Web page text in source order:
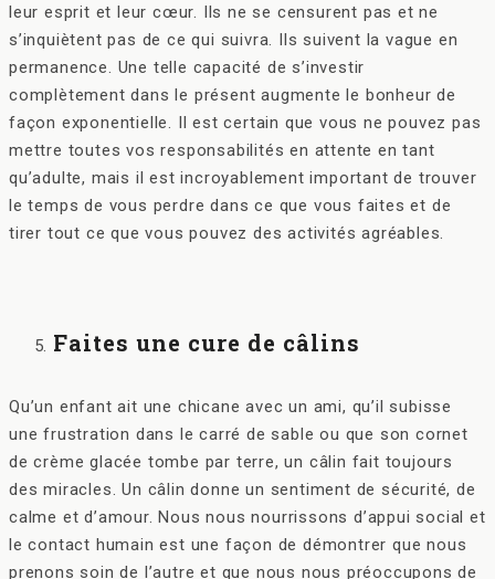
leur esprit et leur cœur. Ils ne se censurent pas et ne
s’inquiètent pas de ce qui suivra. Ils suivent la vague en
permanence. Une telle capacité de s’investir
complètement dans le présent augmente le bonheur de
façon exponentielle. Il est certain que vous ne pouvez pas
mettre toutes vos responsabilités en attente en tant
qu’adulte, mais il est incroyablement important de trouver
le temps de vous perdre dans ce que vous faites et de
tirer tout ce que vous pouvez des activités agréables.
Faites une cure de câlins
Qu’un enfant ait une chicane avec un ami, qu’il subisse
une frustration dans le carré de sable ou que son cornet
de crème glacée tombe par terre, un câlin fait toujours
des miracles. Un câlin donne un sentiment de sécurité, de
calme et d’amour. Nous nous nourrissons d’appui social et
le contact humain est une façon de démontrer que nous
prenons soin de l’autre et que nous nous préoccupons de